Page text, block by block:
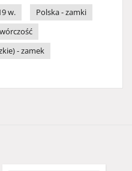
w.
Polska - zamki
- zamek